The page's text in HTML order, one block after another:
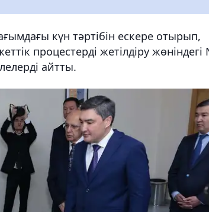
күн тәртібін ескере отырып,
процестерді жетілдіру жөніндегі
айтты.